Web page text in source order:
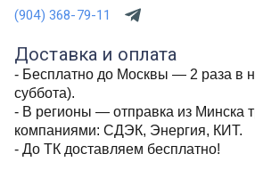
(904) 368-79-11
Доставка и оплата
- Бесплатно до Москвы — 2 раза в
суббота).
- В регионы — отправка из Минска
компаниями: СДЭК, Энергия, КИТ.
- До ТК доставляем бесплатно!